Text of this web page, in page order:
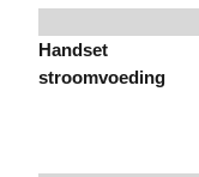
Handset
stroomvoeding